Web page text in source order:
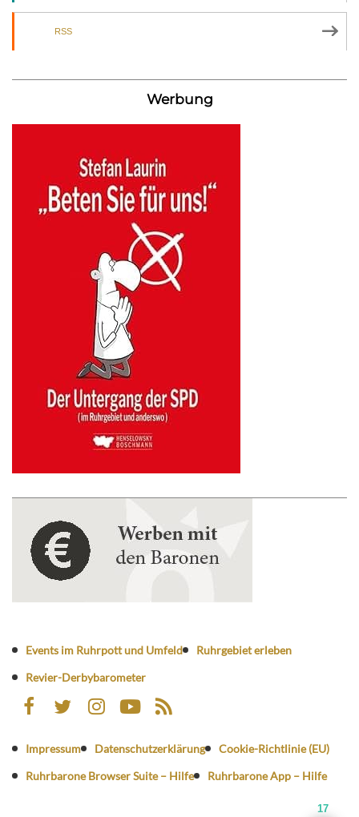
RSS
Werbung
Events im Ruhrpott und Umfeld
Ruhrgebiet erleben
Revier-Derbybarometer
Impressum Datenschutzerklärung
Cookie-Richtlinie (EU)
Ruhrbarone Browser Suite – Hilfe
Ruhrbarone App – Hilfe
17